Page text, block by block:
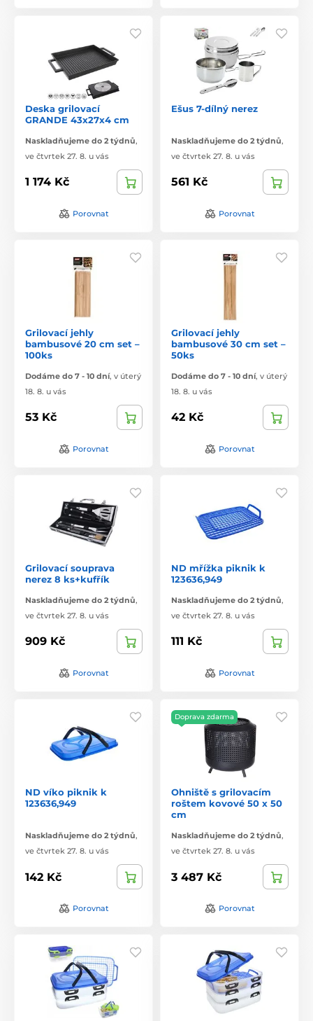
Deska grilovací
GRANDE 43x27x4 cm
Naskladňujeme do 2 týdnů,
ve čtvrtek 27. 8. u vás
1 174 Kč
Porovnat
Ešus 7-dílný nerez
Naskladňujeme do 2 týdnů,
ve čtvrtek 27. 8. u vás
561 Kč
Porovnat
Grilovací jehly
bambusové 20 cm set –
100ks
Dodáme do 7 - 10 dní, v úterý
18. 8. u vás
53 Kč
Porovnat
Grilovací jehly
bambusové 30 cm set –
50ks
Dodáme do 7 - 10 dní, v úterý
18. 8. u vás
42 Kč
Porovnat
Grilovací souprava
nerez 8 ks+kufřík
Naskladňujeme do 2 týdnů,
ve čtvrtek 27. 8. u vás
909 Kč
Porovnat
ND mřížka piknik k
123636,949
Naskladňujeme do 2 týdnů,
ve čtvrtek 27. 8. u vás
111 Kč
Porovnat
ND víko piknik k
123636,949
Naskladňujeme do 2 týdnů,
ve čtvrtek 27. 8. u vás
142 Kč
Porovnat
Doprava zdarma
Ohniště s grilovacím
roštem kovové 50 x 50
cm
Naskladňujeme do 2 týdnů,
ve čtvrtek 27. 8. u vás
3 487 Kč
Porovnat